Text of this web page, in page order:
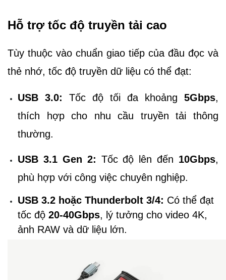
Hỗ trợ tốc độ truyền tải cao
Tùy thuộc vào chuẩn giao tiếp của đầu đọc và
thẻ nhớ, tốc độ truyền dữ liệu có thể đạt:
USB 3.0: Tốc độ tối đa khoảng 5Gbps,
thích hợp cho nhu cầu truyền tải thông
thường.
USB 3.1 Gen 2: Tốc độ lên đến 10Gbps,
phù hợp với công việc chuyên nghiệp.
USB 3.2 hoặc Thunderbolt 3/4: Có thể đạt
tốc độ 20-40Gbps, lý tưởng cho video 4K,
ảnh RAW và dữ liệu lớn.